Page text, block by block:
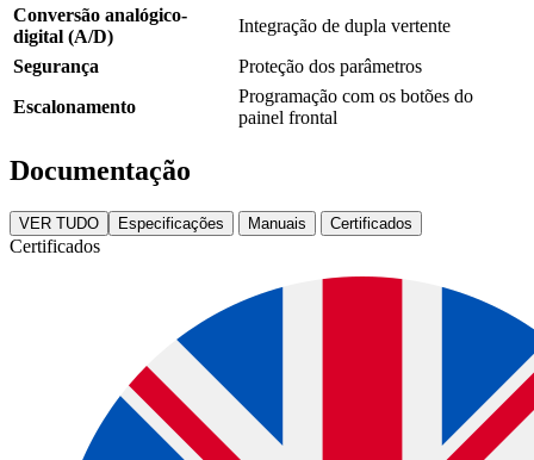
Conversão analógico-
digital (A/D)
Integração de dupla vertente
Segurança
Proteção dos parâmetros
Escalonamento
Programação com os botões do
painel frontal
Documentação
VER TUDO Especificações Manuais Certificados
Certificados